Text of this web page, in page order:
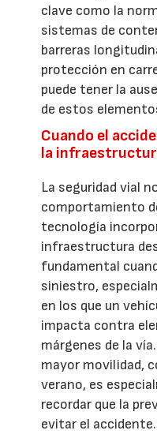
clave como la
sistemas de
barreras
protección en
puede tener la
de estos
Cuando el
la
La seguridad vial
comportamiento
tecnología
infraestructura
fundamental
siniestro,
en los que un
impacta contra
márgenes de la
mayor movilidad,
verano, es
recordar que la
evitar el